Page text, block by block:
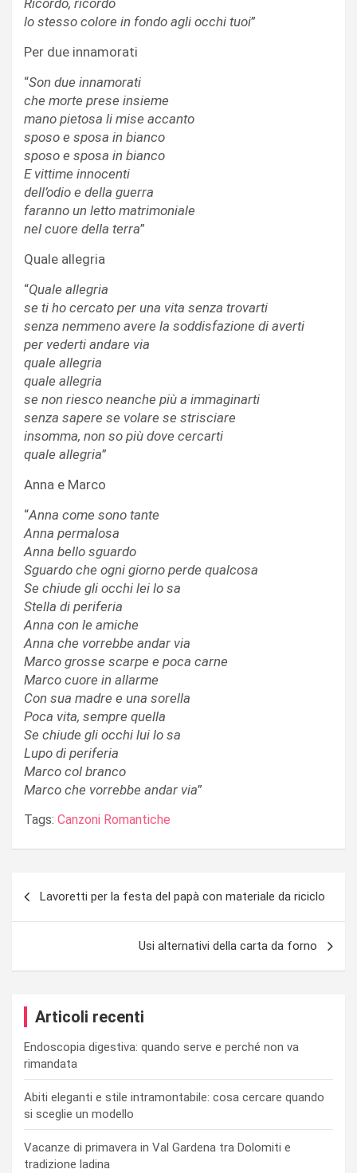
Ricordo, ricordo
lo stesso colore in fondo agli occhi tuoi”
Per due innamorati
“Son due innamorati
che morte prese insieme
mano pietosa li mise accanto
sposo e sposa in bianco
sposo e sposa in bianco
E vittime innocenti
dell’odio e della guerra
faranno un letto matrimoniale
nel cuore della terra”
Quale allegria
“Quale allegria
se ti ho cercato per una vita senza trovarti
senza nemmeno avere la soddisfazione di averti
per vederti andare via
quale allegria
quale allegria
se non riesco neanche più a immaginarti
senza sapere se volare se strisciare
insomma, non so più dove cercarti
quale allegria”
Anna e Marco
“Anna come sono tante
Anna permalosa
Anna bello sguardo
Sguardo che ogni giorno perde qualcosa
Se chiude gli occhi lei lo sa
Stella di periferia
Anna con le amiche
Anna che vorrebbe andar via
Marco grosse scarpe e poca carne
Marco cuore in allarme
Con sua madre e una sorella
Poca vita, sempre quella
Se chiude gli occhi lui lo sa
Lupo di periferia
Marco col branco
Marco che vorrebbe andar via”
Tags: Canzoni Romantiche
Lavoretti per la festa del papà con materiale da riciclo
Usi alternativi della carta da forno
Articoli recenti
Endoscopia digestiva: quando serve e perché non va
rimandata
Abiti eleganti e stile intramontabile: cosa cercare quando
si sceglie un modello
Vacanze di primavera in Val Gardena tra Dolomiti e
tradizione ladina